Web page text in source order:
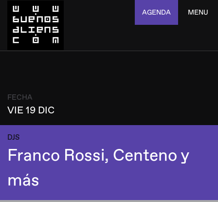
AGENDA MENU
FECHA
VIE 19 DIC
DJS
Franco Rossi, Centeno y
más